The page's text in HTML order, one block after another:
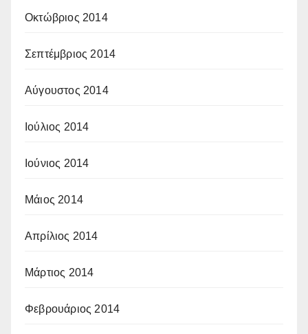
Οκτώβριος 2014
Σεπτέμβριος 2014
Αύγουστος 2014
Ιούλιος 2014
Ιούνιος 2014
Μάιος 2014
Απρίλιος 2014
Μάρτιος 2014
Φεβρουάριος 2014